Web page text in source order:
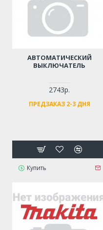
АВТОМАТИЧЕСКИЙ
ВЫКЛЮЧАТЕЛЬ
2743р.
ПРЕДЗАКАЗ 2-3 ДНЯ
Купить